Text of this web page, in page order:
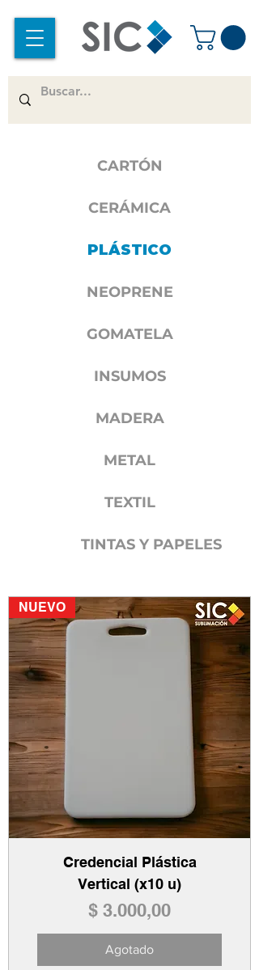
CARTÓN
CERÁMICA
PLÁSTICO
NEOPRENE
GOMATELA
INSUMOS
MADERA
METAL
TEXTIL
TINTAS Y PAPELES
NUEVO
Credencial Plástica
Vertical (x10 u)
Precio
$ 3.000,00
Agotado